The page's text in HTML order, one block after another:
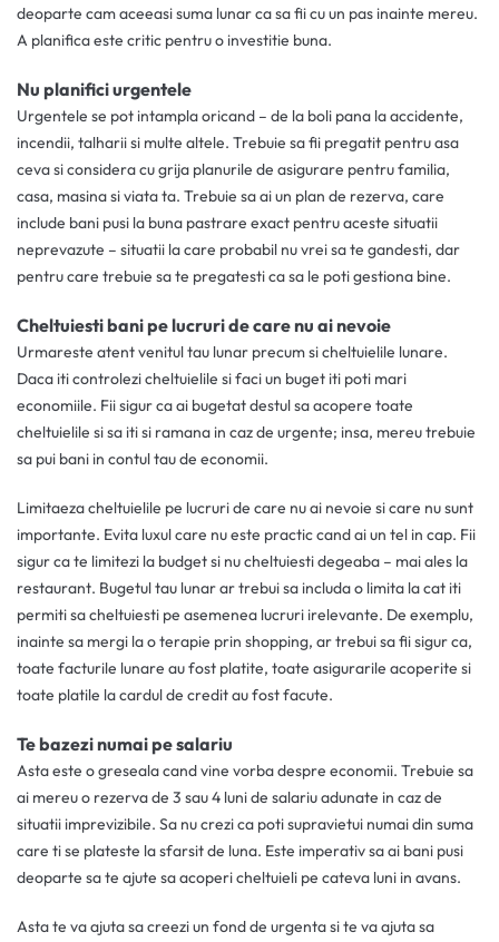
deoparte cam aceeasi suma lunar ca sa fii cu un pas inainte mereu.
A planifica este critic pentru o investitie buna.
Nu planifici urgentele
Urgentele se pot intampla oricand – de la boli pana la accidente,
incendii, talharii si multe altele. Trebuie sa fii pregatit pentru asa
ceva si considera cu grija planurile de asigurare pentru familia,
casa, masina si viata ta. Trebuie sa ai un plan de rezerva, care
include bani pusi la buna pastrare exact pentru aceste situatii
neprevazute – situatii la care probabil nu vrei sa te gandesti, dar
pentru care trebuie sa te pregatesti ca sa le poti gestiona bine.
Cheltuiesti bani pe lucruri de care nu ai nevoie
Urmareste atent venitul tau lunar precum si cheltuielile lunare.
Daca iti controlezi cheltuielile si faci un buget iti poti mari
economiile. Fii sigur ca ai bugetat destul sa acopere toate
cheltuielile si sa iti si ramana in caz de urgente; insa, mereu trebuie
sa pui bani in contul tau de economii.
Limitaeza cheltuielile pe lucruri de care nu ai nevoie si care nu sunt
importante. Evita luxul care nu este practic cand ai un tel in cap. Fii
sigur ca te limitezi la budget si nu cheltuiesti degeaba – mai ales la
restaurant. Bugetul tau lunar ar trebui sa includa o limita la cat iti
permiti sa cheltuiesti pe asemenea lucruri irelevante. De exemplu,
inainte sa mergi la o terapie prin shopping, ar trebui sa fii sigur ca,
toate facturile lunare au fost platite, toate asigurarile acoperite si
toate platile la cardul de credit au fost facute.
Te bazezi numai pe salariu
Asta este o greseala cand vine vorba despre economii. Trebuie sa
ai mereu o rezerva de 3 sau 4 luni de salariu adunate in caz de
situatii imprevizibile. Sa nu crezi ca poti supravietui numai din suma
care ti se plateste la sfarsit de luna. Este imperativ sa ai bani pusi
deoparte sa te ajute sa acoperi cheltuieli pe cateva luni in avans.
Asta te va ajuta sa creezi un fond de urgenta si te va ajuta sa